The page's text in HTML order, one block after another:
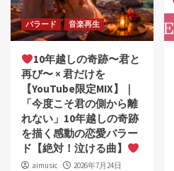
バラード 音楽再生
10年越しの奇跡〜君と
再び〜 × 君だけを
【YouTube限定MIX】｜
「今度こそ君の側から離
れない」10年越しの奇跡
を描く感動の恋愛バラー
ド【絶対！泣ける曲】
aimusic
2026年7月24日